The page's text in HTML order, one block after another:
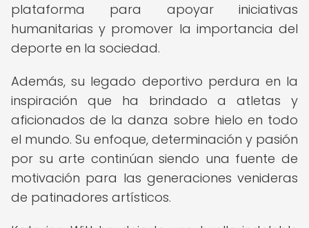
plataforma para apoyar iniciativas
humanitarias y promover la importancia del
deporte en la sociedad.
Además, su legado deportivo perdura en la
inspiración que ha brindado a atletas y
aficionados de la danza sobre hielo en todo
el mundo. Su enfoque, determinación y pasión
por su arte continúan siendo una fuente de
motivación para las generaciones venideras
de patinadores artísticos.